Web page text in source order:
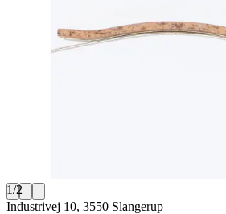
1/2
Industrivej 10, 3550 Slangerup